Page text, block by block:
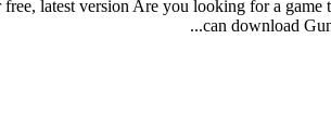
latest version Are you looking for a
can download